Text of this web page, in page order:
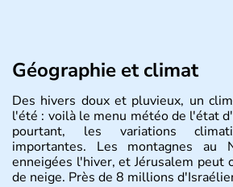
Géographie et climat
Des hivers doux et pluvieux, un
l'été : voilà le menu météo de l'état
pourtant, les variations
importantes. Les montagnes au
enneigées l'hiver, et Jérusalem peut
de neige. Près de 8 millions